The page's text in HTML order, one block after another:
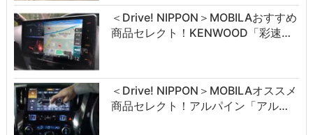
＜Drive! NIPPON＞MOBILAおすすめ
商品セレクト！KENWOOD「彩速…
＜Drive! NIPPON＞MOBILAオススメ
商品セレクト！アルパイン「アル…